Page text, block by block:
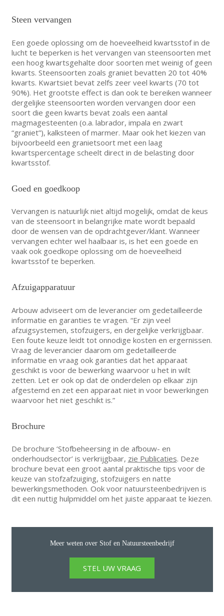
Steen vervangen
Een goede oplossing om de hoeveelheid kwartsstof in de
lucht te beperken is het vervangen van steensoorten met
een hoog kwartsgehalte door soorten met weinig of geen
kwarts. Steensoorten zoals graniet bevatten 20 tot 40%
kwarts. Kwartsiet bevat zelfs zeer veel kwarts (70 tot
90%). Het grootste effect is dan ook te bereiken wanneer
dergelijke steensoorten worden vervangen door een
soort die geen kwarts bevat zoals een aantal
magmagesteenten (o.a. labrador, impala en zwart
“graniet”), kalksteen of marmer. Maar ook het kiezen van
bijvoorbeeld een granietsoort met een laag
kwartspercentage scheelt direct in de belasting door
kwartsstof.
Goed en goedkoop
Vervangen is natuurlijk niet altijd mogelijk, omdat de keus
van de steensoort in belangrijke mate wordt bepaald
door de wensen van de opdrachtgever/klant. Wanneer
vervangen echter wel haalbaar is, is het een goede en
vaak ook goedkope oplossing om de hoeveelheid
kwartsstof te beperken.
Afzuigapparatuur
Arbouw adviseert om de leverancier om gedetailleerde
informatie en garanties te vragen. “Er zijn veel
afzuigsystemen, stofzuigers, en dergelijke verkrijgbaar.
Een foute keuze leidt tot onnodige kosten en ergernissen.
Vraag de leverancier daarom om gedetailleerde
informatie en vraag ook garanties dat het apparaat
geschikt is voor de bewerking waarvoor u het in wilt
zetten. Let er ook op dat de onderdelen op elkaar zijn
afgestemd en zet een apparaat niet in voor bewerkingen
waarvoor het niet geschikt is.”
Brochure
De brochure ‘Stofbeheersing in de afbouw- en
onderhoudsector’ is verkrijgbaar, zie Publicaties. Deze
brochure bevat een groot aantal praktische tips voor de
keuze van stofzafzuiging, stofzuigers en natte
bewerkingsmethoden. Ook voor natuursteenbedrijven is
dit een nuttig hulpmiddel om het juiste apparaat te kiezen.
Meer weten over Stof en Natuursteenbedrijf
STEL UW VRAAG